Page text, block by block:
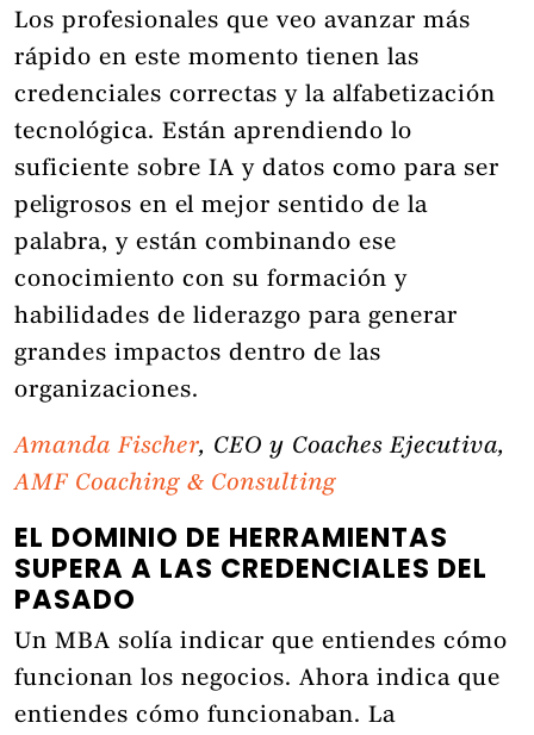
Los profesionales que veo avanzar más
rápido en este momento tienen las
credenciales correctas y la alfabetización
tecnológica. Están aprendiendo lo
suficiente sobre IA y datos como para ser
peligrosos en el mejor sentido de la
palabra, y están combinando ese
conocimiento con su formación y
habilidades de liderazgo para generar
grandes impactos dentro de las
organizaciones.
Amanda Fischer, CEO y Coaches Ejecutiva,
AMF Coaching & Consulting
EL DOMINIO DE HERRAMIENTAS
SUPERA A LAS CREDENCIALES DEL
PASADO
Un MBA solía indicar que entiendes cómo
funcionan los negocios. Ahora indica que
entiendes cómo funcionaban. La